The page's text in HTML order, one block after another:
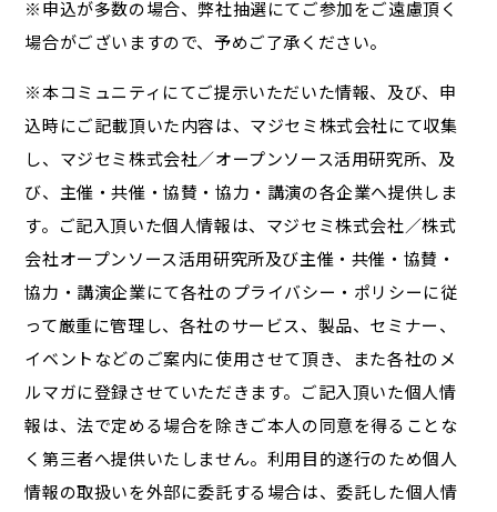
※申込が多数の場合、弊社抽選にてご参加をご遠慮頂く
場合がございますので、予めご了承ください。
※本コミュニティにてご提示いただいた情報、及び、申
込時にご記載頂いた内容は、マジセミ株式会社にて収集
し、マジセミ株式会社／オープンソース活用研究所、及
び、主催・共催・協賛・協力・講演の各企業へ提供しま
す。ご記入頂いた個人情報は、マジセミ株式会社／株式
会社オープンソース活用研究所及び主催・共催・協賛・
協力・講演企業にて各社のプライバシー・ポリシーに従
って厳重に管理し、各社のサービス、製品、セミナー、
イベントなどのご案内に使用させて頂き、また各社のメ
ルマガに登録させていただきます。ご記入頂いた個人情
報は、法で定める場合を除きご本人の同意を得ることな
く第三者へ提供いたしません。利用目的遂行のため個人
情報の取扱いを外部に委託する場合は、委託した個人情